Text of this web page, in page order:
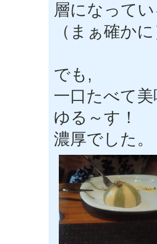
層になって
（まぁ確かに
でも,
一口たべて
ゆる～す！
濃厚でした。